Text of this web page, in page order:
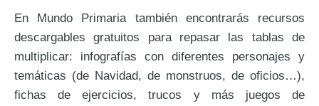
En Mundo Primaria también encontrarás recursos
descargables gratuitos para repasar las tablas de
multiplicar: infografías con diferentes personajes y
temáticas (de Navidad, de monstruos, de oficios…),
fichas de ejercicios, trucos y más juegos de